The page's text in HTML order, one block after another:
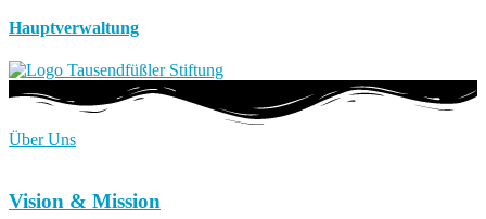
Hauptverwaltung
Über Uns
Vision & Mission